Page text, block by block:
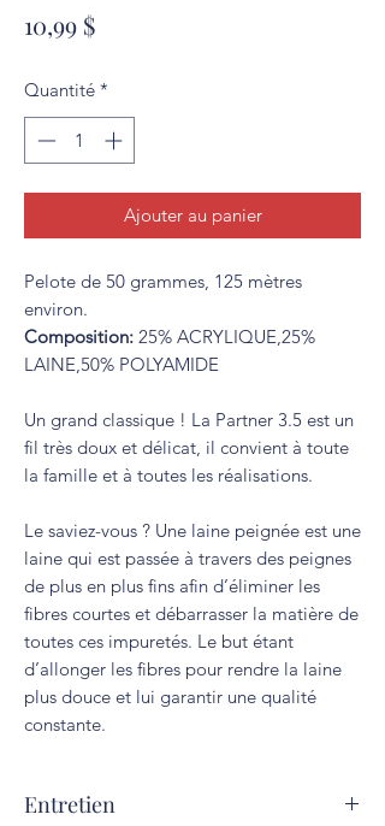
10,99 $Prix
Quantité *
Ajouter au panier
Pelote de 50 grammes, 125 mètres
environ.
Composition: 25% ACRYLIQUE,25%
LAINE,50% POLYAMIDE
Un grand classique ! La Partner 3.5 est un
fil très doux et délicat, il convient à toute
la famille et à toutes les réalisations.
Le saviez-vous ? Une laine peignée est une
laine qui est passée à travers des peignes
de plus en plus fins afin d’éliminer les
fibres courtes et débarrasser la matière de
toutes ces impuretés. Le but étant
d’allonger les fibres pour rendre la laine
plus douce et lui garantir une qualité
constante.
Entretien